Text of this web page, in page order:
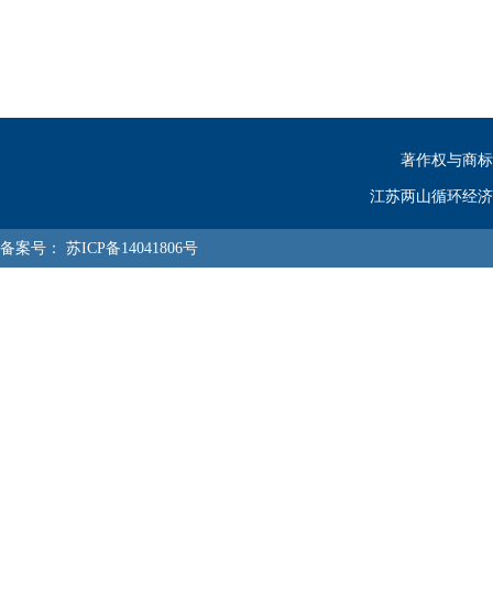
著作权与商
江苏两山循环经
备案号： 苏ICP备14041806号